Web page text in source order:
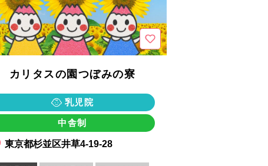
カリタスの園つぼみの寮
乳児院
中舎制
東京都杉並区井草4-19-28